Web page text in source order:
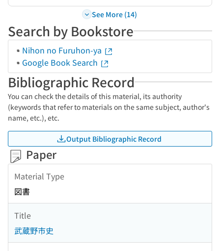
See More (14)
Search by Bookstore
Nihon no Furuhon-ya
Google Book Search
Bibliographic Record
You can check the details of this material, its authority
(keywords that refer to materials on the same subject, author's
name, etc.), etc.
Output Bibliographic Record
Paper
Material Type
図書
Title
武蔵野市史